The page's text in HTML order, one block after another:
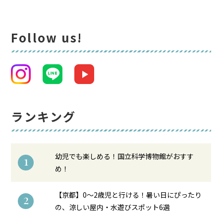
Follow us!
ランキング
1
幼児でも楽しめる！国立科学博物館がおすす
め！
2
【京都】0〜2歳児と行ける！暑い日にぴったり
の、涼しい屋内・水遊びスポット6選